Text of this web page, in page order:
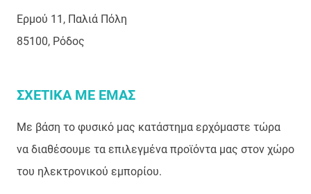
Ερμού 11, Παλιά Πόλη
85100, Ρόδος
ΣΧΕΤΙΚΑ ΜΕ ΕΜΑΣ
Με βάση το φυσικό μας κατάστημα ερχόμαστε τώρα
να διαθέσουμε τα επιλεγμένα προϊόντα μας στον χώρο
του ηλεκτρονικού εμπορίου.